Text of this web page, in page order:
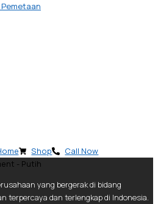
Shop Call Now
yang bergerak di bidang
terpercaya dan terlengkap di Indonesia.